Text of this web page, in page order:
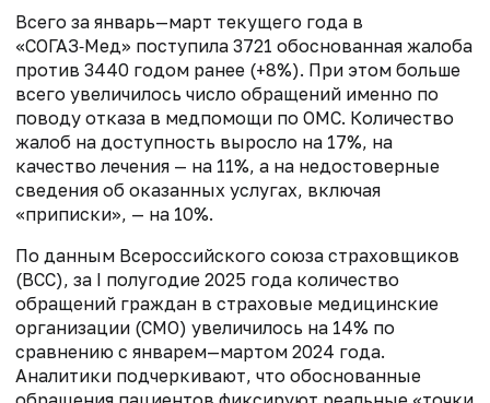
Всего за январь—март текущего года в
«СОГАЗ‑Мед» поступила 3721 обоснованная жалоба
против 3440 годом ранее (+8%). При этом больше
всего увеличилось число обращений именно по
поводу отказа в медпомощи по ОМС. Количество
жалоб на доступность выросло на 17%, на
качество лечения — на 11%, а на недостоверные
сведения об оказанных услугах, включая
«приписки», — на 10%.
По данным Всероссийского союза страховщиков
(ВСС), за I полугодие 2025 года количество
обращений граждан в страховые медицинские
организации (СМО) увеличилось на 14% по
сравнению с январем—мартом 2024 года.
Аналитики подчеркивают, что обоснованные